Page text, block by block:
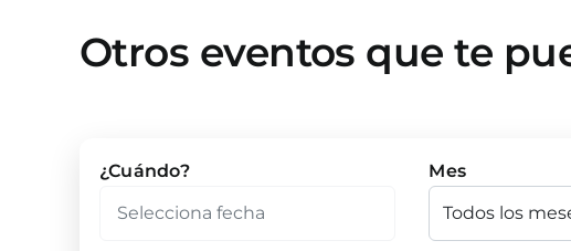
Otros eventos que te
¿Cuándo? Mes